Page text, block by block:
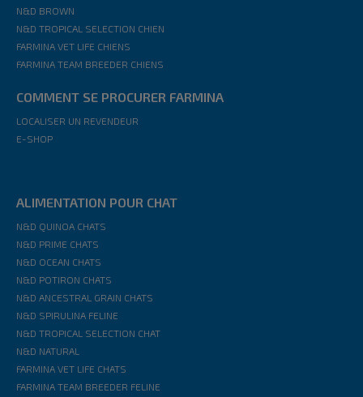
N&D BROWN
N&D TROPICAL SELECTION CHIEN
FARMINA VET LIFE CHIENS
FARMINA TEAM BREEDER CHIENS
COMMENT SE PROCURER FARMINA
LOCALISER UN REVENDEUR
E-SHOP
ALIMENTATION POUR CHAT
N&D QUINOA CHATS
N&D PRIME CHATS
N&D OCEAN CHATS
N&D POTIRON CHATS
N&D ANCESTRAL GRAIN CHATS
N&D SPIRULINA FELINE
N&D TROPICAL SELECTION CHAT
N&D NATURAL
FARMINA VET LIFE CHATS
FARMINA TEAM BREEDER FELINE